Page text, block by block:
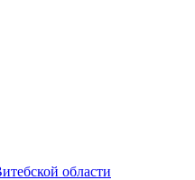
области